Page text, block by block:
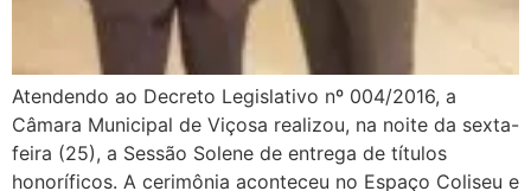
Atendendo ao Decreto Legislativo nº 004/2016, a
Câmara Municipal de Viçosa realizou, na noite da sexta-
feira (25), a Sessão Solene de entrega de títulos
honoríficos. A cerimônia aconteceu no Espaço Coliseu e